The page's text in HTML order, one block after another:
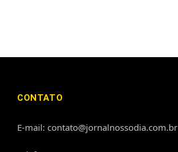
CONTATO
E-mail: contato@jornalnossodia.com.br